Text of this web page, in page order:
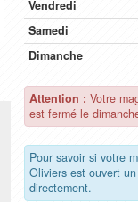
Vendredi
Samedi
Dimanche
Attention : Votre
est fermé le
Pour savoir si votre
Oliviers est ouvert
directement.